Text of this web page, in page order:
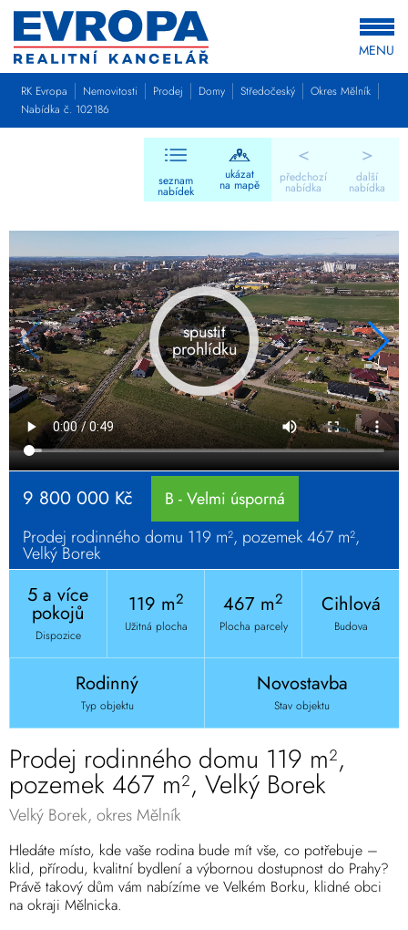
MENU
RK Evropa Nemovitosti Prodej Domy Středočeský
Okres Mělník
Nabídka č. 102186
<
předchozí
nabídka
seznam
nabídek
ukázat
na mapě
>
další
nabídka
spustit
prohlídku
9 800 000 Kč
B - Velmi úsporná
Prodej rodinného domu 119 m², pozemek 467 m²,
Velký Borek
5 a více
pokojů
Dispozice
119 m2
Užitná plocha
467 m2
Plocha parcely
Cihlová
Budova
Rodinný
Typ objektu
Novostavba
Stav objektu
Prodej rodinného domu 119 m²,
pozemek 467 m², Velký Borek
Velký Borek, okres Mělník
Hledáte místo, kde vaše rodina bude mít vše, co potřebuje –
klid, přírodu, kvalitní bydlení a výbornou dostupnost do Prahy?
Právě takový dům vám nabízíme ve Velkém Borku, klidné obci
na okraji Mělnicka.